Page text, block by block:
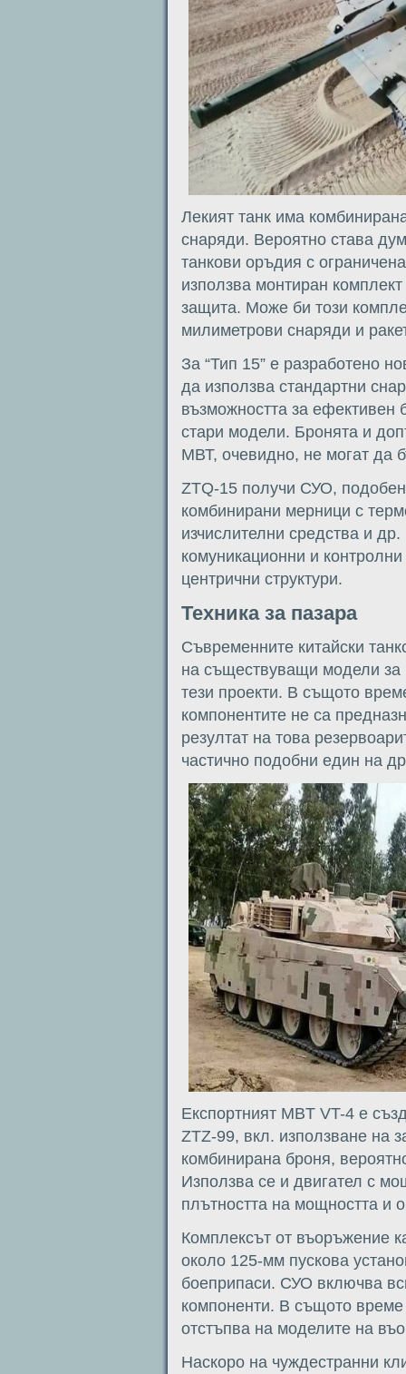
Лекият танк има
снаряди. Вероятно става
танкови оръдия с
използва монтиран
защита. Може би този
милиметрови снаряди и
За “Тип 15” е разработено
да използва стандартни
възможността за
стари модели. Бронята и
МВТ, очевидно, не могат да
ZTQ-15 получи СУО,
комбинирани мерници с
изчислителни средства и
комуникационни и
центрични структури.
Техника за пазара
Съвременните китайски
на съществуващи модели
тези проекти. В същото
компонентите не са
резултат на това
частично подобни един на
Експортният MBT VT-4 е
ZTZ-99, вкл. използване на
комбинирана броня,
Използва се и двигател с
плътността на мощността и
Комплексът от въоръжение
около 125-мм пускова
боеприпаси. СУО включва
компоненти. В същото време
отстъпва на моделите на
Наскоро на чуждестранни